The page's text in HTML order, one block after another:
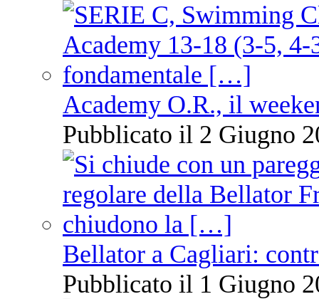
Academy O.R., il
Pubblicato il 2 Giugno
Bellator a Cagliari:
Pubblicato il 1 Giugno